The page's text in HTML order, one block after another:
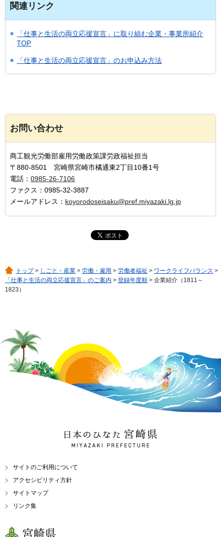
関連リンク
「仕事と生活の両立応援宣言」に取り組む企業・事業所紹介
TOP
「仕事と生活の両立応援宣言」のお申込み方法
お問い合わせ
商工観光労働部雇用労働政策課労政福祉担当
〒880-8501 宮崎県宮崎市橘通東2丁目10番1号
電話： 0985-26-7106
ファクス：0985-32-3887
メールアドレス： koyorodoseisaku@pref.miyazaki.lg.jp
トップ> しごと・産業 > 労働・雇用 > 労働者福祉 > ワークライフバランス >
「仕事と生活の両立応援宣言」のご案内 > 登録年度順 > 企業紹介（1811～
1823）
日本のひなた 宮崎県
MIYAZAKI PREFECTURE
サイトのご利用について
アクセシビリティ方針
サイトマップ
リンク集
宮崎県